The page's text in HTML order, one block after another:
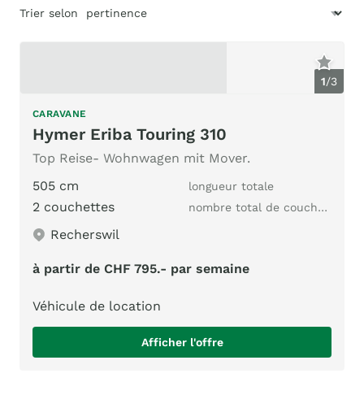
Trier selon
1/3
CARAVANE
Hymer Eriba Touring 310
Top Reise- Wohnwagen mit Mover.
505 cm
longueur totale
2 couchettes nombre total de couchages
Recherswil
à partir de CHF 795.- par semaine
Véhicule de location
Afficher l'offre